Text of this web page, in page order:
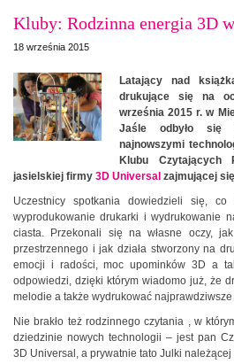
Kluby: Rodzinna energia 3D
18 września 2015
Latający nad
drukujące się na
września 2015 r. w
Jaśle odbyło się
najnowszymi
Klubu Czytających
jasielskiej firmy 3D Universal zajmującej
Uczestnicy spotkania dowiedzieli się,
wyprodukowanie drukarki i wydrukowanie
ciasta. Przekonali się na własne oczy,
przestrzennego i jak działa stworzony na
emocji i radości, moc upominków 3D a
odpowiedzi, dzięki którym wiadomo już, że
melodie a także wydrukować najprawdziwsze
Nie brakło też rodzinnego czytania , w
dziedzinie nowych technologii – jest pan
3D Universal, a prywatnie tato Julki